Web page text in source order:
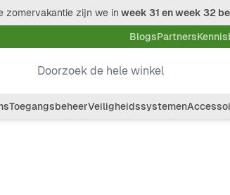
zomervakantie zijn we in week 31 en week 32
BlogsPartners
Doorzoek de hele winkel
ToegangsbeheerVeiligheidssystemen